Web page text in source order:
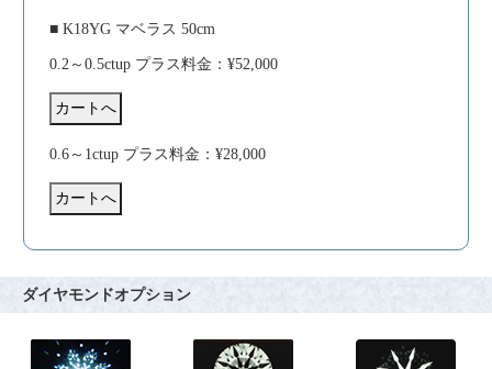
■ K18YG マベラス 50cm
0.2～0.5ctup プラス料金：¥52,000
0.6～1ctup プラス料金：¥28,000
ダイヤモンドオプション